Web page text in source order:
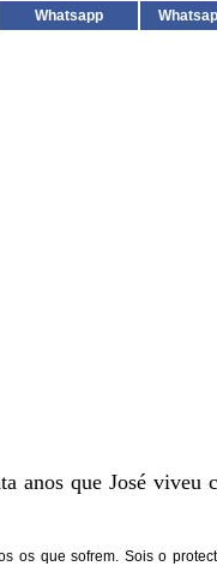
Whatsapp
anos que José viveu
os que sofrem. Sois o